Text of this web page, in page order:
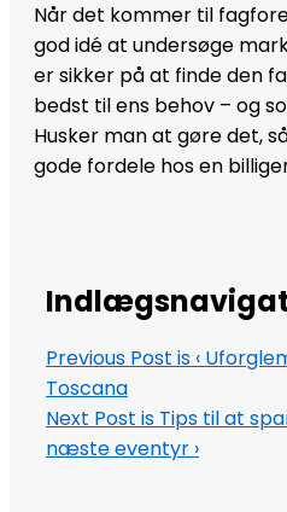
Når det kommer til
god idé at undersøge
er sikker på at finde den
bedst til ens behov – og
Husker man at gøre det,
gode fordele hos en
Previous Post is ‹
Toscana
Next Post is Tips til at
næste eventyr ›